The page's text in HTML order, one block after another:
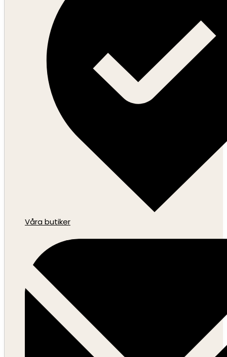
Våra butiker